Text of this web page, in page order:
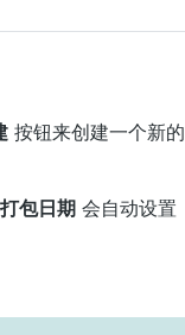
按钮来创建一个新的
打包日期会自动设置